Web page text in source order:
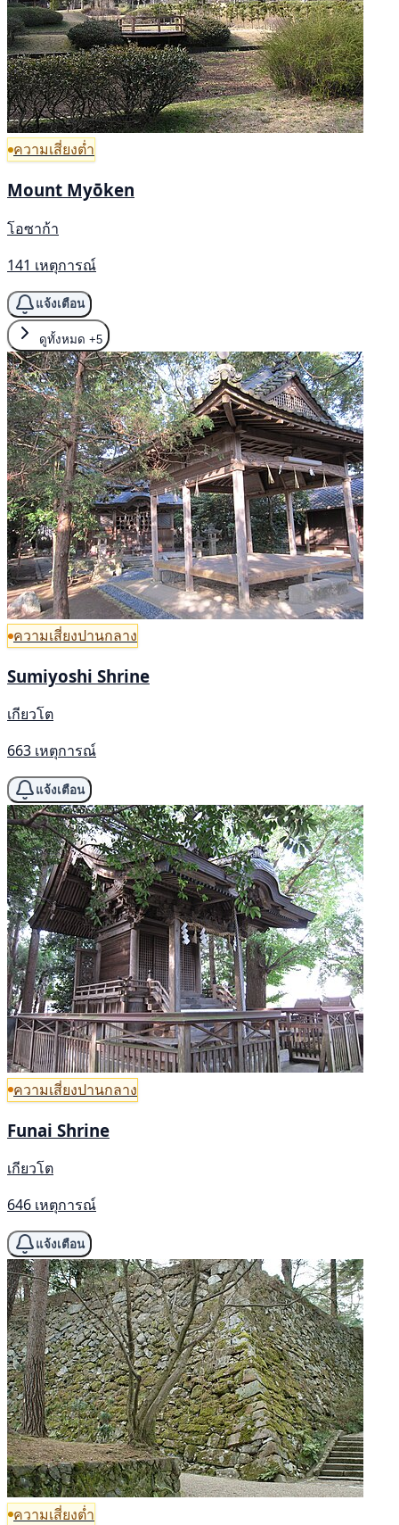
ความเสี่ยงต่ำ
Mount Myōken
โอซาก้า
141 เหตุการณ์
แจ้งเตือน
ดูทั้งหมด +5
ความเสี่ยงปานกลาง
Sumiyoshi Shrine
เกียวโต
663 เหตุการณ์
แจ้งเตือน
ความเสี่ยงปานกลาง
Funai Shrine
เกียวโต
646 เหตุการณ์
แจ้งเตือน
ความเสี่ยงต่ำ